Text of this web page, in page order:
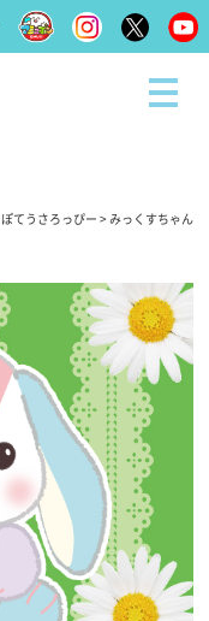
ぽてうさろっぴー > みっくすちゃん